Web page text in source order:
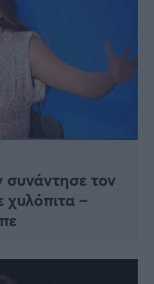
συνάντησε τον
–